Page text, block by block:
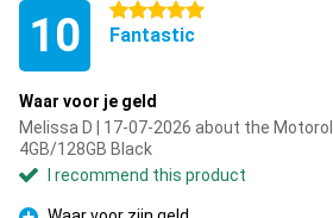
10 5 stars
Fantastic
Waar voor je geld
Melissa D | 17-07-2026 about the
4GB/128GB Black
I recommend this product